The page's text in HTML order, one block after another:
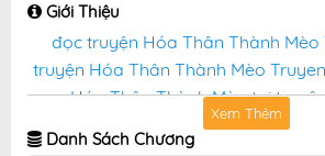
Giới Thiệu
đọc truyện Hóa Thân Thành Mèo
truyện Hóa Thân Thành Mèo
Hóa Thân Thành Mèo tại
Xem Thêm
Danh Sách Chương